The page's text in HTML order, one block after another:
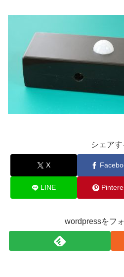
シェアす
X
LINE
wordpressをフ